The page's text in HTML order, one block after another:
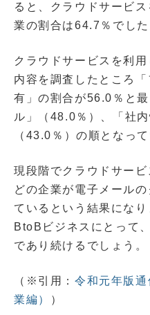
ると、クラウドサービ
業の割合は64.7％でした
クラウドサービスを利
内容を調査したところ
有」の割合が56.0％と
ル」（48.0％）、「社
（43.0％）の順となって
現段階でクラウドサー
どの企業が電子メール
ているという結果にな
BtoBビジネスにとって
であり続けるでしょう。
（※引用： 令和元年版
業編）
）